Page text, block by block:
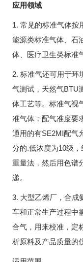
应用领域
1. 常见的标准气体按
能源类标准气体、石
体、医疗卫生类标准
2. 标准气还可用于环
气测试，天然气BTU
体工艺等。标准气视
准气体；配气准度要
通用的有SE2MI配气
分的.低浓度为10级
重量法，然后用色谱
递。
3. 大型乙烯厂，合成
车和正常生产过程中
合气，用来校准，定
析原料及产品质量的